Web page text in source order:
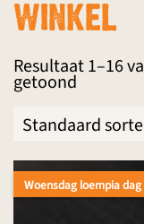
WINKEL
Resultaat 1–16
getoond
Woensdag loempia dag